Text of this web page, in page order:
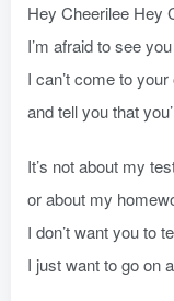
Hey Cheerilee Hey
I’m afraid to see
I can’t come to
and tell you that
It’s not about my
or about my
I don’t want you to
I just want to go on